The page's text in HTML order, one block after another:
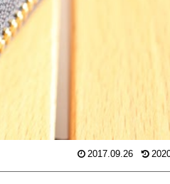
2017.09.26